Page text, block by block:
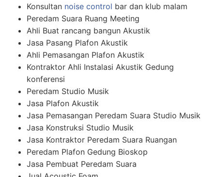
Konsultan noise control bar dan klub malam
Peredam Suara Ruang Meeting
Ahli Buat rancang bangun Akustik
Jasa Pasang Plafon Akustik
Ahli Pemasangan Plafon Akustik
Kontraktor Ahli Instalasi Akustik Gedung
konferensi
Peredam Studio Musik
Jasa Plafon Akustik
Jasa Pemasangan Peredam Suara Studio Musik
Jasa Konstruksi Studio Musik
Jasa Kontraktor Peredam Suara Ruangan
Peredam Plafon Gedung Bioskop
Jasa Pembuat Peredam Suara